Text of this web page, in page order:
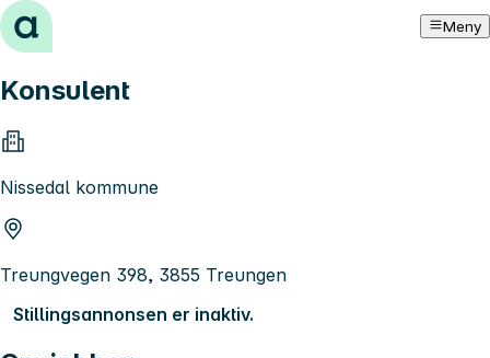
Hopp til innhold Meny
Konsulent
Nissedal kommune
Treungvegen 398, 3855 Treungen
Stillingsannonsen er inaktiv.